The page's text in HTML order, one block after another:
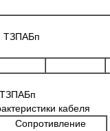
ТЗПАБп
ТЗПАБп
кабеля
Сопротивление